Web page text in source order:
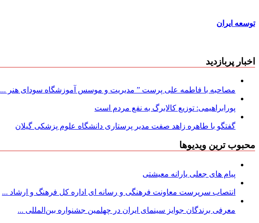
توسعه ایران
اخبار پربازدید
مصاحبه با فاطمه علی پرست ” مدیریت و موسس آموزشگاه سودای هنر ...
پورابراهیمی: توزیع کالابرگ به نفع مردم است
گفتگو با طاهره زاهد صفت مدیر پرستاری دانشگاه علوم پزشکی گیلان
محبوب ترین ویدیوها
پیام های جعلی یارانه معیشتی
انتصاب سرپرست معاونت فرهنگی و رسانه ای اداره کل فرهنگ و ارشاد ...
معرفی برندگان جوایز سینمای ایران در چهلمین جشنواره بین‌المللی ...